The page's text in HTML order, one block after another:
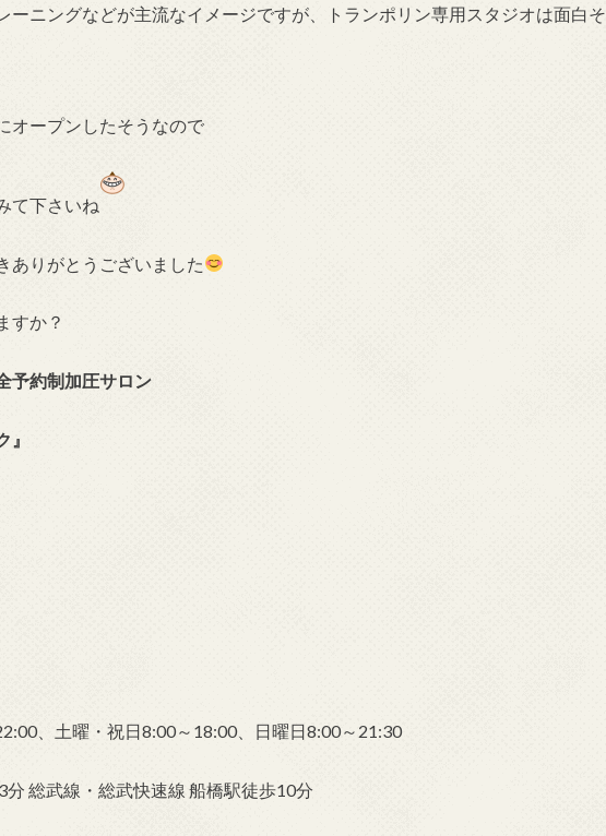
ーニングなどが主流なイメージですが、トランポリン専用スタジオは面白そ
オープンしたそうなので
て下さいね
ありがとうございました
すか？
予約制加圧サロン
』
、土曜・祝日8:00～18:00、日曜日8:00～21:30
総武線・総武快速線 船橋駅徒歩10分